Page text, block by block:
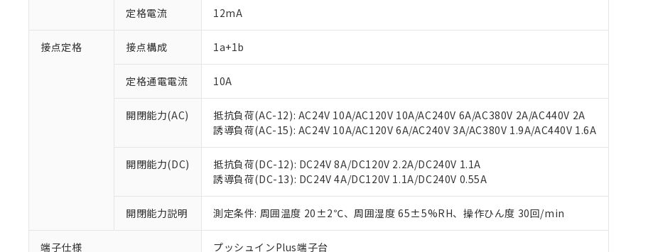
定格電流 12mA
接点定格 接点構成 1a+1b
定格通電電流 10A
開閉能力(AC)
抵抗負荷(AC-12): AC24V 10A/AC120V 10A/AC240V 6A/AC380V 2A/AC440V 2A
誘導負荷(AC-15): AC24V 10A/AC120V 6A/AC240V 3A/AC380V 1.9A/AC440V 1.6A
開閉能力(DC)
抵抗負荷(DC-12): DC24V 8A/DC120V 2.2A/DC240V 1.1A
誘導負荷(DC-13): DC24V 4A/DC120V 1.1A/DC240V 0.55A
開閉能力説明 測定条件: 周囲温度 20±2℃、周囲湿度 65±5%RH、操作ひん度 30回/min
端子仕様 プッシュインPlus端子台
ご利用条件
以下の条件をお読みいただき、同意のうえご利用ください。
本サービスは、当社制御機器事業取扱商品の当社在庫状況および標準価格(税抜)を提
くものです。
当社制御機器事業取扱商品の中には、本サービスの対象外となる商品もあることをご
在庫状況および標準価格照会結果は、記載している更新日時点での社内データに基づ
のであり、閲覧された時点での実際の在庫および標準価格とは異なる場合があること
い。
正式な納期状況および標準価格はお客様のお取引先、またはお客様担当のオムロン制
当社販売員にご相談ください。
オムロン制御機器販売店や当社販売拠点は「販売ネットワーク
」をご確認ください。
在庫状況および標準価格結果を当社の事前の承諾なく第三者に漏洩または開示しない
対応予定なし：EU RoHS指令（10物質）の非含有に非対応の商品で、対応品を出す予定は
調査・確認中：EU RoHS指令（10物質）の非含有の対応状況を調査中または確認中の商品
非該当品：ライセンス料など無形物で、有害物質有無と関係のない商品です。
仕入先様の事情により、非含有部品としていたものが、含有品と判明した場合などやむを得
があります。
鉛(Pb) 1000ppm以下、 水銀(Hg) 1000ppm以下、 カドミウム(Cd) 100ppm以下、
六価クロム(Cr(Ⅵ)) 1000ppm以下、ポリ臭化ビフェニル類(PBB) 1000ppm以下、ポリ臭化ジフェニルエーテル類
フタル酸ビス(2-エチルヘキシル) (DEHP)(別名：DOP) 1000ppm以下、フタル酸ブチルベンジル（BBP） 1000ppm以
ル（DBP） 1000ppm以下、フタル酸ジイソブチル (DIBP) 1000ppm以下
但し、RoHS指令で産業用監視および制御機器に対する適用除外項目は除く。
フタル酸エステル類の４物質については閾値を超える意図的な使用がないことを確認しています。
※2 対応予定月
部品在庫の切り替え状況などにより、予定月が前後することがあります。
「○」：最大均質材料含有率が中国RoHSの基準値以下であることを示します。
「×」：最大均質材料含有率が中国RoHSの基準値を超えていることを示します。
「－」：未確認です。当社販売部門へお問い合わせください。
*中国RoHS10物質の基準値 (GB/T26572)：
Pb(鉛) :1000ppm、 Hg(水銀) : 1000ppm、 Cd(カドミウム) : 100ppm、
Cr(Ⅵ)(六価クロム) : 1000ppm、 PBBs(ポリ臭化ビフェニル類) : 1000ppm、 PBDEs(ポリ臭化ジフェニルエーテル類) :
DBP(フタル酸ジブチル) : 1000ppm、 DIBP(フタル酸ジイソブチル) : 1000ppm、 BBP(フタル酸ブチルベンジル) :
※2 環境保護使用期限
当社は、これら貴社製品のうち、外国為替および外国貿易法に定める商品（以下｢規制
う）を輸出または国外への提供する場合は、日本国政府の輸出許可(または役務取引許
などの必要な手続きをとります。
ます。
当社は貴社製品を、核兵器、ミサイル、化学兵器、生物兵器またはその他武器並びに
置等に一切使用いたしません。
当社は、貴社製品を第三者に販売する場合は、上記1、2および3の内容を当該第三者
また当社は、販売先および販売に係わる関係者が違法に輸出するおそれがある場合は
たしません。
記
号
説明
○ 一定数以上の在庫あり
△ 一定数には満たないが在庫あり
－
在庫なし(最新の在庫状況については、お客様のお取引先、またはお客様担当のオ